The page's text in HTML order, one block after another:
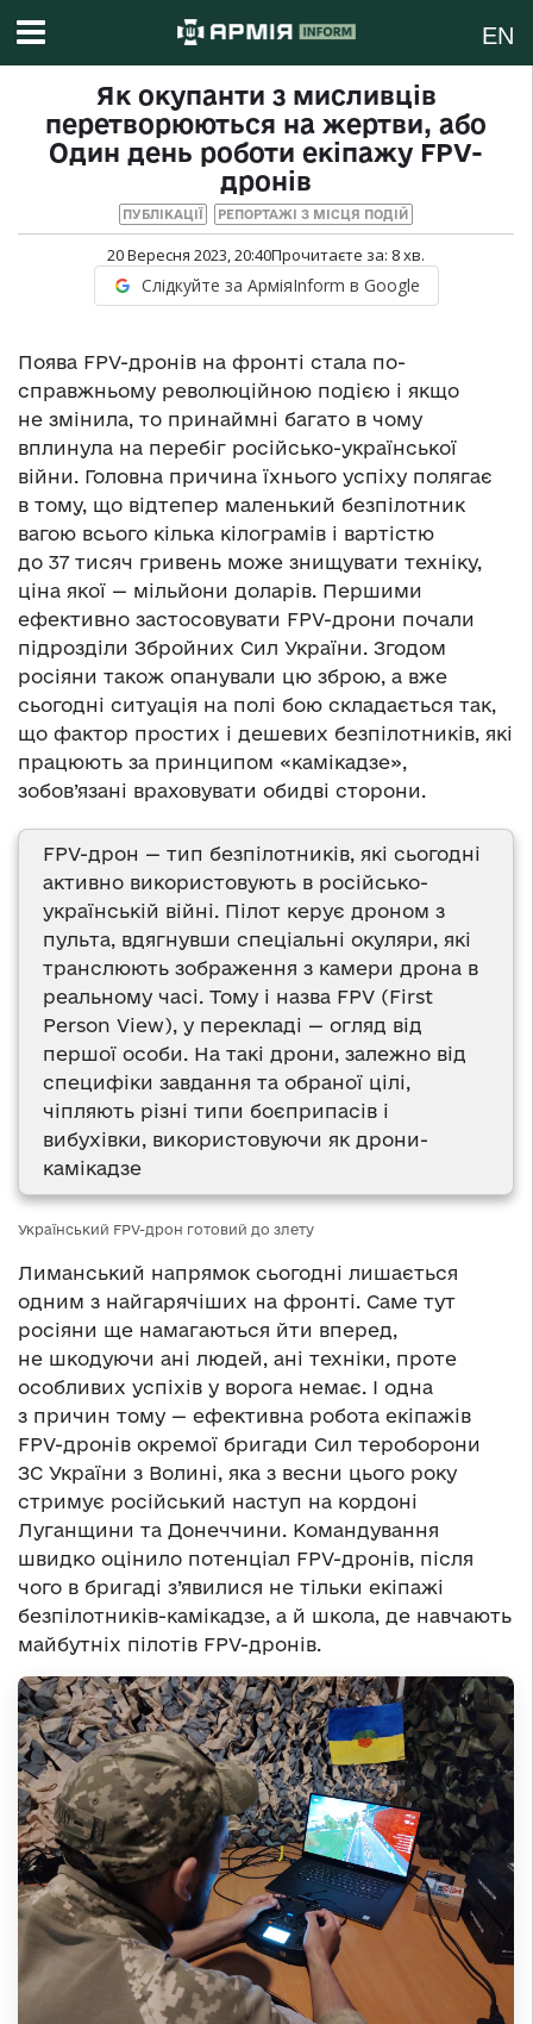
EN
Як окупанти з мисливців
перетворюються на жертви, або
Один день роботи екіпажу FPV-
дронів
ПУБЛІКАЦІЇ РЕПОРТАЖІ З МІСЦЯ ПОДІЙ
20 Вересня 2023, 20:40Прочитаєте за: 8хв.
Слідкуйте за АрміяInform в Google
Поява FPV-дронів на фронті стала по-
справжньому революційною подією і якщо
не змінила, то принаймні багато в чому
вплинула на перебіг російсько-української
війни. Головна причина їхнього успіху полягає
в тому, що відтепер маленький безпілотник
вагою всього кілька кілограмів і вартістю
до 37 тисяч гривень може знищувати техніку,
ціна якої — мільйони доларів. Першими
ефективно застосовувати FPV-дрони почали
підрозділи Збройних Сил України. Згодом
росіяни також опанували цю зброю, а вже
сьогодні ситуація на полі бою складається так,
що фактор простих і дешевих безпілотників, які
працюють за принципом «камікадзе»,
зобов’язані враховувати обидві сторони.
FPV-дрон — тип безпілотників, які сьогодні
активно використовують в російсько-
українській війні. Пілот керує дроном з
пульта, вдягнувши спеціальні окуляри, які
транслюють зображення з камери дрона в
реальному часі. Тому і назва FPV (First
Person View), у перекладі — огляд від
першої особи. На такі дрони, залежно від
специфіки завдання та обраної цілі,
чіпляють різні типи боєприпасів і
вибухівки, використовуючи як дрони-
камікадзе
Український FPV-дрон готовий до злету
Лиманський напрямок сьогодні лишається
одним з найгарячіших на фронті. Саме тут
росіяни ще намагаються йти вперед,
не шкодуючи ані людей, ані техніки, проте
особливих успіхів у ворога немає. І одна
з причин тому — ефективна робота екіпажів
FPV-дронів окремої бригади Сил тероборони
ЗС України з Волині, яка з весни цього року
стримує російський наступ на кордоні
Луганщини та Донеччини. Командування
швидко оцінило потенціал FPV-дронів, після
чого в бригаді з’явилися не тільки екіпажі
безпілотників-камікадзе, а й школа, де навчають
майбутніх пілотів FPV-дронів.